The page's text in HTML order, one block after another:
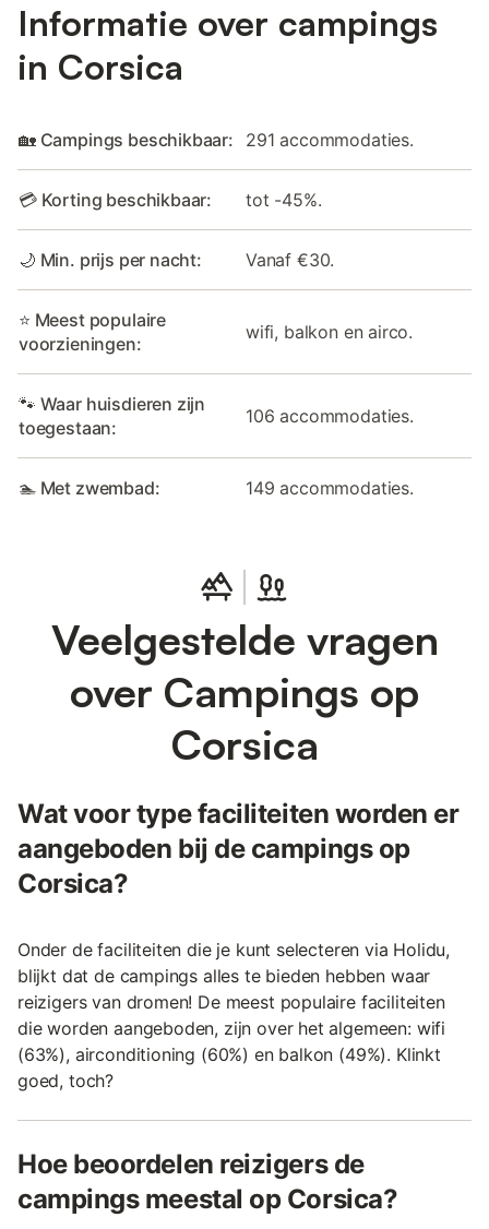
Informatie over campings
in Corsica
🏡 Campings beschikbaar: 291 accommodaties.
💳 Korting beschikbaar: tot -45%.
🌙 Min. prijs per nacht: Vanaf €30.
⭐ Meest populaire
voorzieningen:
wifi, balkon en airco.
🐾 Waar huisdieren zijn
toegestaan:
106 accommodaties.
🏊 Met zwembad: 149 accommodaties.
Veelgestelde vragen
over Campings op
Corsica
Wat voor type faciliteiten worden er
aangeboden bij de campings op
Corsica?
Onder de faciliteiten die je kunt selecteren via Holidu,
blijkt dat de campings alles te bieden hebben waar
reizigers van dromen! De meest populaire faciliteiten
die worden aangeboden, zijn over het algemeen: wifi
(63%), airconditioning (60%) en balkon (49%). Klinkt
goed, toch?
Hoe beoordelen reizigers de
campings meestal op Corsica?